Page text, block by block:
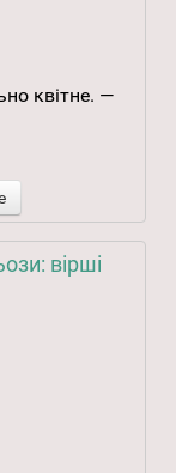
квітне. —
вірші